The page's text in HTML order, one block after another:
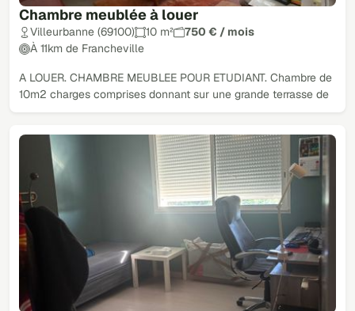
Chambre meublée à louer
Villeurbanne (69100) 10 m²
750 € / mois
À 11km de Francheville
A LOUER. CHAMBRE MEUBLEE POUR ETUDIANT. Chambre de
10m2 charges comprises donnant sur une grande terrasse de